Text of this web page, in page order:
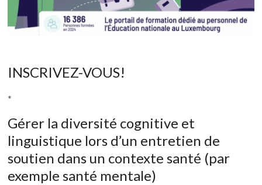
INSCRIVEZ-VOUS!
*
Gérer la diversité cognitive et
linguistique lors d’un entretien de
soutien dans un contexte santé (par
exemple santé mentale)